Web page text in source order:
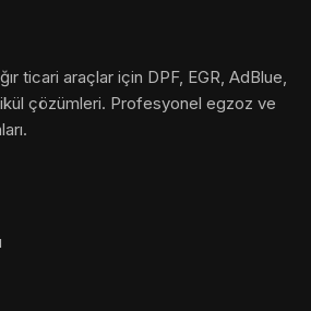
ticari araçlar için DPF, EGR, AdBlue,
çözümleri. Profesyonel egzoz ve